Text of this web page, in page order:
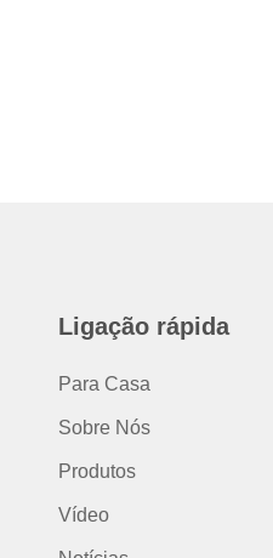
Ligação rápida
Para Casa
Sobre Nós
Produtos
Vídeo